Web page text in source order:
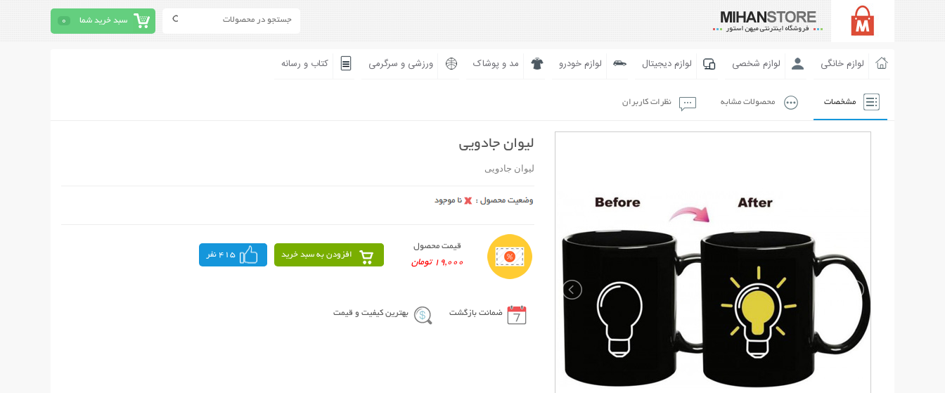
سبد خرید شما 0
لوازم خانگی لوازم شخصی لوازم دیجیتال لوازم خودرو مد و پوشاک ورزشی و سرگرمی کتاب و رسانه
مشخصات محصولات مشابه نظرات کاربران
لیوان جادویی
لیوان جادویی
قیمت محصول
19,000 تومان
افزودن به سبد خرید 415 نفر
ضمانت بازگشت بهترین کیفیت و قیمت